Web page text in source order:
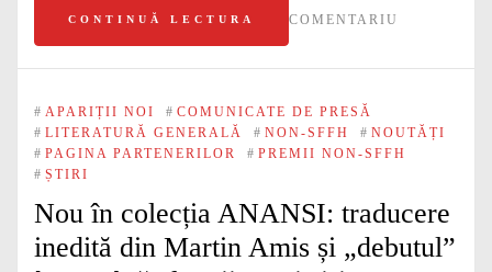
CONTINUĂ LECTURA COMENTARIU
# APARIȚII NOI # COMUNICATE DE PRESĂ
# LITERATURĂ GENERALĂ # NON-SFFH # NOUTĂȚI
# PAGINA PARTENERILOR # PREMII NON-SFFH
# ȘTIRI
Nou în colecția ANANSI: traducere
inedită din Martin Amis și „debutul”